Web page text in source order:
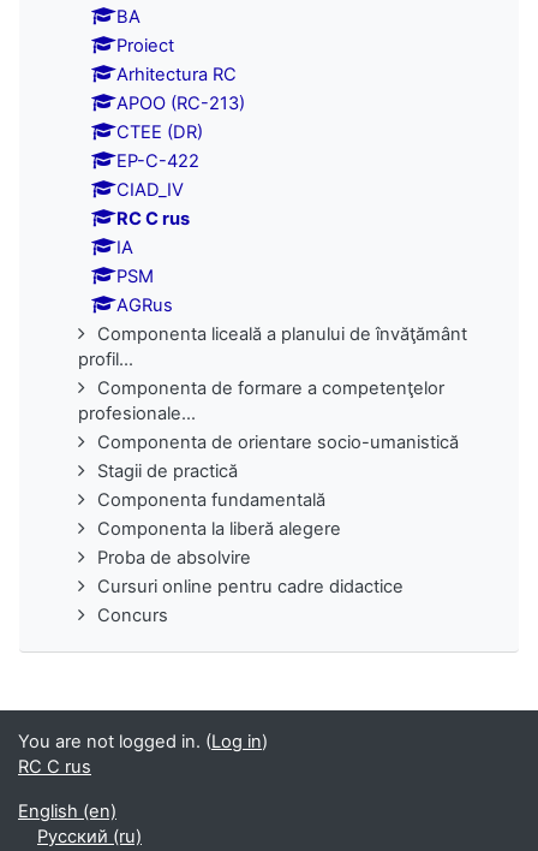
BA
Proiect
Arhitectura RC
APOO (RC-213)
CTEE (DR)
EP-C-422
CIAD_IV
RC C rus
IA
PSM
AGRus
Componenta liceală a planului de învăţământ
profil...
Componenta de formare a competenţelor
profesionale...
Componenta de orientare socio-umanistică
Stagii de practică
Componenta fundamentală
Componenta la liberă alegere
Proba de absolvire
Cursuri online pentru cadre didactice
Concurs
You are not logged in. (Log in)
RC C rus
English ‎(en)‎
Русский ‎(ru)‎